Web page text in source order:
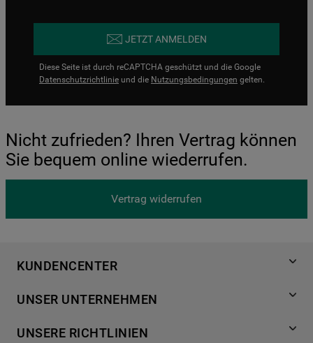
JETZT ANMELDEN
Diese Seite ist durch reCAPTCHA geschützt und die Google
Datenschutzrichtlinie und die Nutzungsbedingungen gelten.
Nicht zufrieden? Ihren Vertrag können
Sie bequem online wiederrufen.
Vertrag widerrufen
KUNDENCENTER
Händlersuche
Häufige Fragen
UNSER UNTERNEHMEN
Für Händler
UNSERE RICHTLINIEN